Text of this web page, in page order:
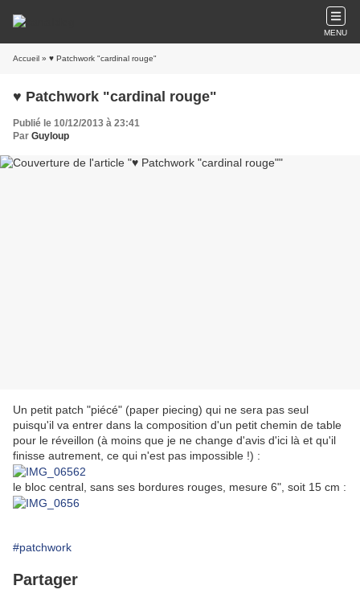
MENU
Accueil » ♥ Patchwork "cardinal rouge"
♥ Patchwork "cardinal rouge"
Publié le 10/12/2013 à 23:41
Par Guyloup
Un petit patch "piécé" (paper piecing) qui ne sera pas seul
puisqu'il va entrer dans la composition d'un petit chemin de table
pour le réveillon (à moins que je ne change d'avis d'ici là et qu'il
finisse autrement, ce qui n'est pas impossible !) :
le bloc central, sans ses bordures rouges, mesure 6", soit 15 cm :
#patchwork
Partager